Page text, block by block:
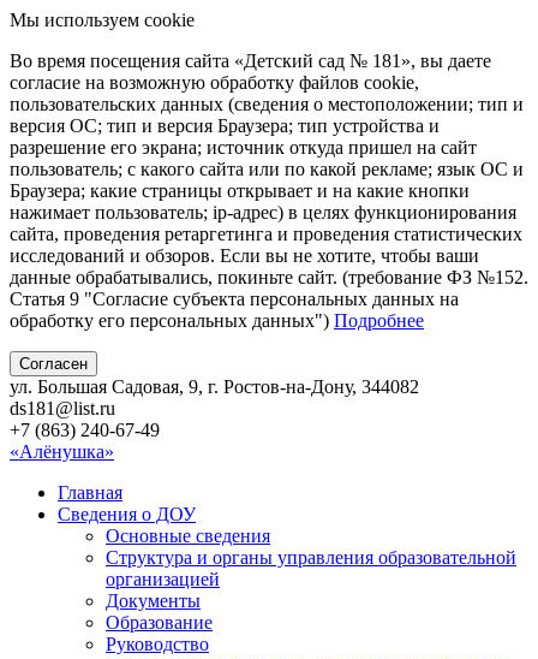
Мы используем cookie
Во время посещения сайта «Детский сад № 181», вы даете
согласие на возможную обработку файлов cookie,
пользовательских данных (сведения о местоположении; тип и
версия ОС; тип и версия Браузера; тип устройства и
разрешение его экрана; источник откуда пришел на сайт
пользователь; с какого сайта или по какой рекламе; язык ОС и
Браузера; какие страницы открывает и на какие кнопки
нажимает пользователь; ip-адрес) в целях функционирования
сайта, проведения ретаргетинга и проведения статистических
исследований и обзоров. Если вы не хотите, чтобы ваши
данные обрабатывались, покиньте сайт. (требование ФЗ №152.
Статья 9 "Согласие субъекта персональных данных на
обработку его персональных данных") Подробнее
Согласен
ул. Большая Садовая, 9, г. Ростов-на-Дону, 344082
ds181@list.ru
+7 (863) 240-67-49
«Алёнушка»
Главная
Сведения о ДОУ
Основные сведения
Структура и органы управления образовательной
организацией
Документы
Образование
Руководство